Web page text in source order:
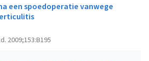
een spoedoperatie vanwege
2009;153:B195